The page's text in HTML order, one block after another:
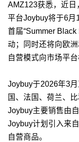
AMZ123获悉，近
平台Joybuy将于6月
首届“Summer
动；同时还将向欧
自营模式向市场平台
Joybuy于2026年3
国、法国、荷兰、
Joybuy主要销售由
Joybuy计划引入来
自营商品。